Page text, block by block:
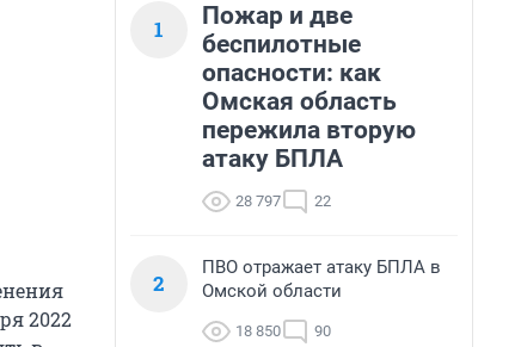
2022
1
Пожар и две
беспилотные
опасности: как
Омская область
пережила вторую
атаку БПЛА
28 797 22
2
ПВО отражает атаку БПЛА в
Омской области
18 850 90